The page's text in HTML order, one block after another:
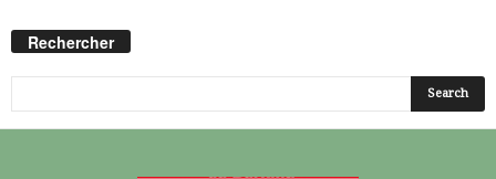
Rechercher